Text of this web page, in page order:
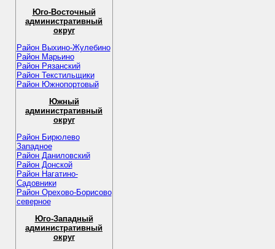
Юго-Восточный
административный
округ
Район Выхино-Жулебино
Район Марьино
Район Рязанский
Район Текстильщики
Район Южнопортовый
Южный
административный
округ
Район Бирюлево
Западное
Район Даниловский
Район Донской
Район Нагатино-
Садовники
Район Орехово-Борисово
северное
Юго-Западный
административный
округ